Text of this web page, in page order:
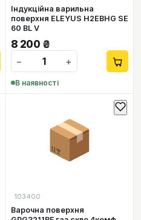
Індукційна варильна
поверхня ELEYUS H2EBHG SE
60 BL V
8 200 ₴
−
+
В наявності
📦
103400
Варочна поверхня